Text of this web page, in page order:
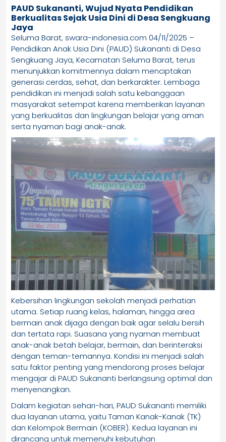
PAUD Sukananti, Wujud Nyata Pendidikan
Berkualitas Sejak Usia Dini di Desa Sengkuang
Jaya
Seluma Barat, swara-indonesia.com 04/11/2025 –
Pendidikan Anak Usia Dini (PAUD) Sukananti di Desa
Sengkuang Jaya, Kecamatan Seluma Barat, terus
menunjukkan komitmennya dalam menciptakan
generasi cerdas, sehat, dan berkarakter. Lembaga
pendidikan ini menjadi salah satu kebanggaan
masyarakat setempat karena memberikan layanan
yang berkualitas dan lingkungan belajar yang aman
serta nyaman bagi anak-anak.
Kebersihan lingkungan sekolah menjadi perhatian
utama. Setiap ruang kelas, halaman, hingga area
bermain anak dijaga dengan baik agar selalu bersih
dan tertata rapi. Suasana yang nyaman membuat
anak-anak betah belajar, bermain, dan berinteraksi
dengan teman-temannya. Kondisi ini menjadi salah
satu faktor penting yang mendorong proses belajar
mengajar di PAUD Sukananti berlangsung optimal dan
menyenangkan.
Dalam kegiatan sehari-hari, PAUD Sukananti memiliki
dua layanan utama, yaitu Taman Kanak-Kanak (TK)
dan Kelompok Bermain (KOBER). Kedua layanan ini
dirancang untuk memenuhi kebutuhan